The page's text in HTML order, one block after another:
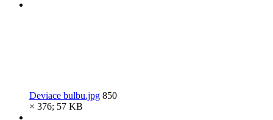
Deviace bulbu.jpg 850
× 376; 57 KB